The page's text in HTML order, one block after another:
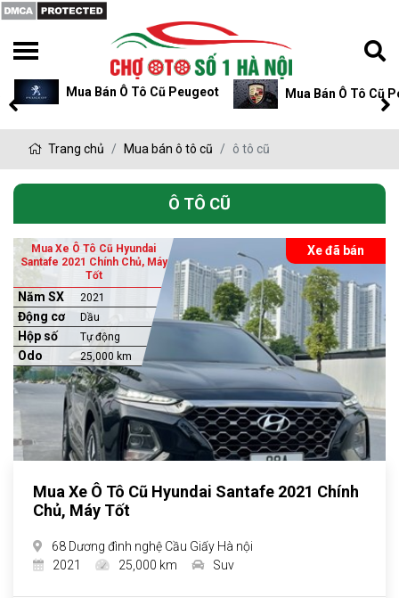
Mua Bán Ô Tô Cũ Peugeot Mua Bán Ô Tô Cũ
Trang chủ Mua bán ô tô cũ ô tô cũ
Ô TÔ CŨ
Xe đã bán
Mua Xe Ô Tô Cũ Hyundai
Santafe 2021 Chính Chủ, Máy
Tốt
Năm SX 2021
Động cơ Dầu
Hộp số Tự động
Odo 25,000 km
Mua Xe Ô Tô Cũ Hyundai Santafe 2021 Chính
Chủ, Máy Tốt
68 Dương đình nghệ Cầu Giấy Hà nội
2021
25,000 km Suv